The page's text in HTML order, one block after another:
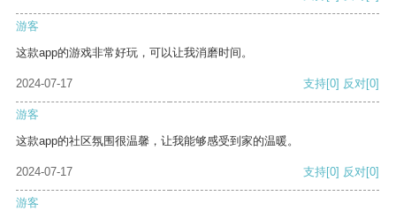
游客
这款app的游戏非常好玩，可以让我消磨时间。
2024-07-17 支持[0] 反对[0]
游客
这款app的社区氛围很温馨，让我能够感受到家的温暖。
2024-07-17 支持[0] 反对[0]
游客